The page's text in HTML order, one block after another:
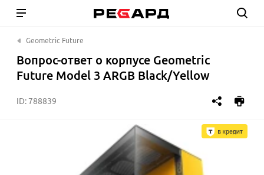
Geometric Future
Вопрос-ответ о корпусе Geometric
Future Model 3 ARGB Black/Yellow
ID: 788839